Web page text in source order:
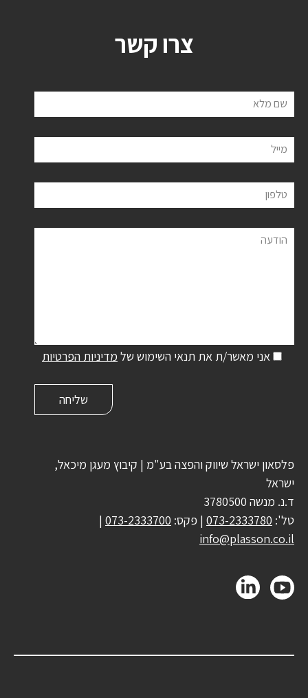
צרו קשר
שם מלא
מייל
טלפון
הודעה
אני מאשר/ת את תנאי השימוש של מדיניות הפרטיות
פלסאון ישראל שיווק והפצה בע"מ | קיבוץ מעגן מיכאל,
ישראל
ד.נ. מנשה 3780500
טל': 073-2333780 | פקס: 073-2333700
|
info@plasson.co.il